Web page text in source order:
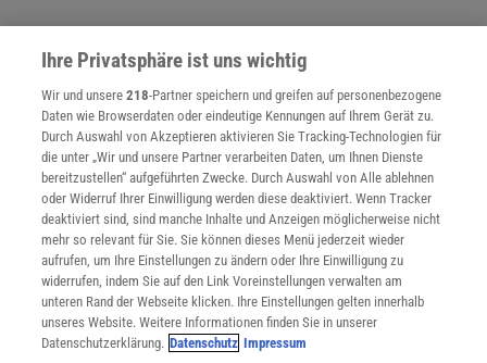
NACH OBEN
Für Sie im Spektrum-Shop und am Kiosk:
Ihre Privatsphäre ist uns wichtig
Wir und unsere218-Partner speichern und greifen auf personenbezogene
Daten wie Browserdaten oder eindeutige Kennungen auf Ihrem Gerät zu.
Durch Auswahl von Akzeptieren aktivieren Sie Tracking-Technologien für
die unter „Wir und unsere Partner verarbeiten Daten, um Ihnen Dienste
bereitzustellen“ aufgeführten Zwecke. Durch Auswahl von Alle ablehnen
oder Widerruf Ihrer Einwilligung werden diese deaktiviert. Wenn Tracker
deaktiviert sind, sind manche Inhalte und Anzeigen möglicherweise nicht
mehr so relevant für Sie. Sie können dieses Menü jederzeit wieder
aufrufen, um Ihre Einstellungen zu ändern oder Ihre Einwilligung zu
widerrufen, indem Sie auf den Link Voreinstellungen verwalten am
unteren Rand der Webseite klicken. Ihre Einstellungen gelten innerhalb
unseres Website. Weitere Informationen finden Sie in unserer
Datenschutzerklärung. Datenschutz Impressum